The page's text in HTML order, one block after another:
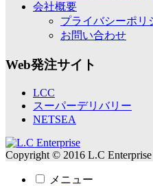
会社概要
プライバシーポリ
お問い合わせ
Web発注サイト
LCC
スーパーデリバリー
NETSEA
Copyright © 2016 L.C
メニュー